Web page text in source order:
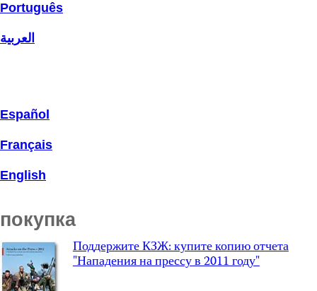
Português
العربية
Español
Français
English
покупка
Поддержите КЗЖ: купите копию отчета
"Нападения на прессу в 2011 году"